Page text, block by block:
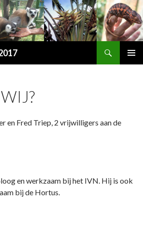
en Fred Triep, 2 vrijwilligers aan de
en werkzaam bij het IVN. Hij is ook
bij de Hortus.